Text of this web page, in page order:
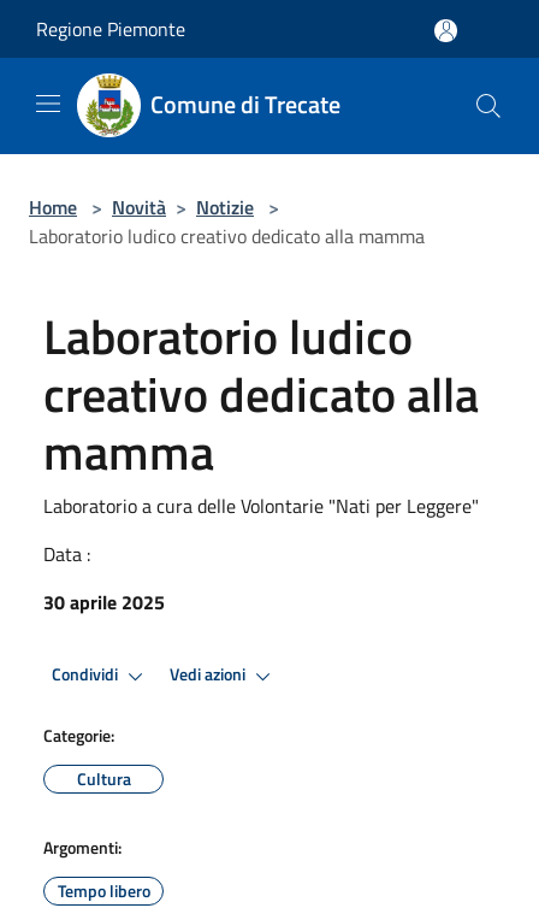
Regione Piemonte
Comune di Trecate
Home > Novità > Notizie >
Laboratorio ludico creativo dedicato alla mamma
Laboratorio ludico
creativo dedicato alla
mamma
Laboratorio a cura delle Volontarie "Nati per Leggere"
Data :
30 aprile 2025
Condividi Vedi azioni
Categorie:
Cultura
Argomenti:
Tempo libero